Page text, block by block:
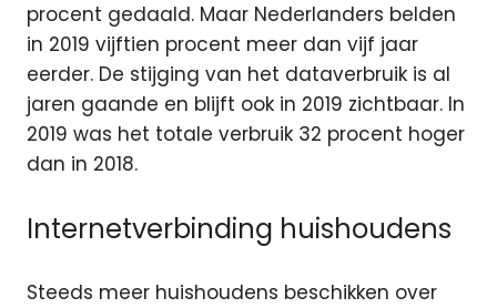
procent gedaald. Maar Nederlanders belden
in 2019 vijftien procent meer dan vijf jaar
eerder. De stijging van het dataverbruik is al
jaren gaande en blijft ook in 2019 zichtbaar. In
2019 was het totale verbruik 32 procent hoger
dan in 2018.
Internetverbinding huishoudens
Steeds meer huishoudens beschikken over